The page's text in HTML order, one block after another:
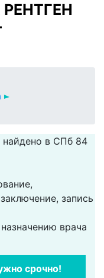
найдено в СПб 84
запись
врача
срочно!